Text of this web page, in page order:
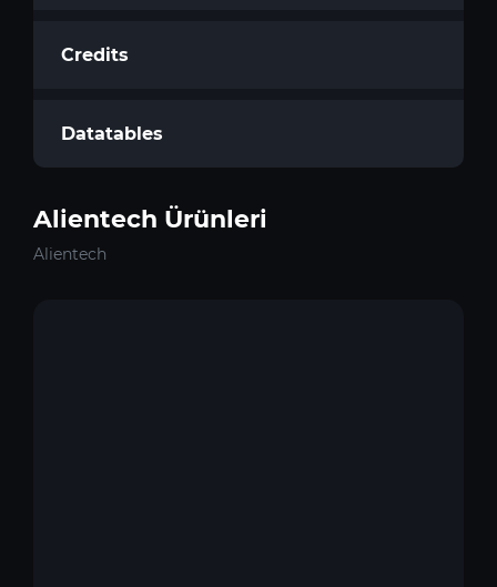
Credits
Datatables
Alientech Ürünleri
Alientech